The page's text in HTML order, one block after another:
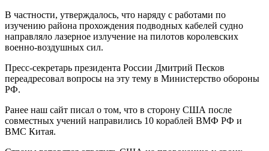
В частности, утверждалось, что наряду с работами по
изучению района прохождения подводных кабелей судно
направляло лазерное излучение на пилотов королевских
военно-воздушных сил.
Пресс-секретарь президента России Дмитрий Песков
переадресовал вопросы на эту тему в Министерство обороны
РФ.
Ранее наш сайт писал о том, что в сторону США после
совместных учений направились 10 кораблей ВМФ РФ и
ВМС Китая.